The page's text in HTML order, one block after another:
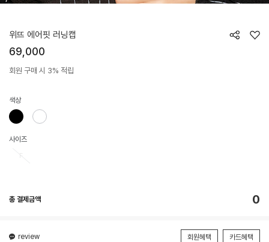
위뜨 에어핏 러닝캡
69,000
회원 구매 시 3% 적립
색상
사이즈
총 결제금액 0
review 회원혜택 카드혜택